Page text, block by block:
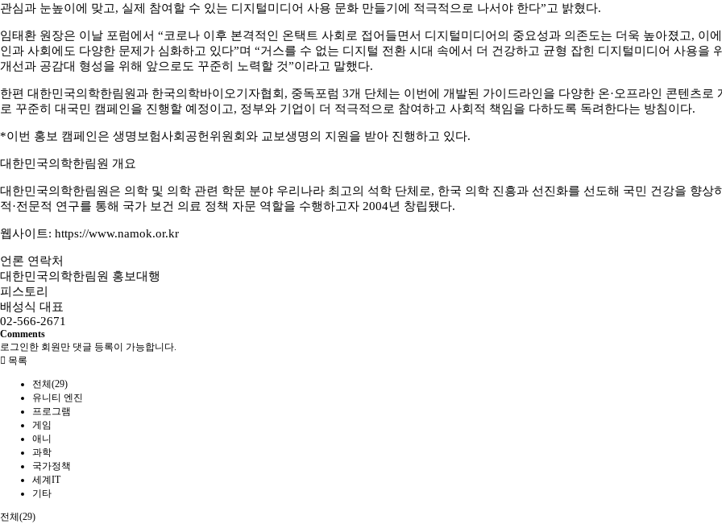
관심과 눈높이에 맞고, 실제 참여할 수 있는 디지털미디어 사용 문화 만들기에 적극적으로 나서야 한다”고 밝혔다.
임태환 원장은 이날 포럼에서 “코로나 이후 본격적인 온택트 사회로 접어들면서 디지털미디어의 중요성과 의존도는 더욱 높아졌고, 이
인과 사회에도 다양한 문제가 심화하고 있다”며 “거스를 수 없는 디지털 전환 시대 속에서 더 건강하고 균형 잡힌 디지털미디어 사용을
개선과 공감대 형성을 위해 앞으로도 꾸준히 노력할 것”이라고 말했다.
한편 대한민국의학한림원과 한국의학바이오기자협회, 중독포럼 3개 단체는 이번에 개발된 가이드라인을 다양한 온·오프라인 콘텐츠로
로 꾸준히 대국민 캠페인을 진행할 예정이고, 정부와 기업이 더 적극적으로 참여하고 사회적 책임을 다하도록 독려한다는 방침이다.
*이번 홍보 캠페인은 생명보험사회공헌위원회와 교보생명의 지원을 받아 진행하고 있다.
대한민국의학한림원 개요
대한민국의학한림원은 의학 및 의학 관련 학문 분야 우리나라 최고의 석학 단체로, 한국 의학 진흥과 선진화를 선도해 국민 건강을 향상
적·전문적 연구를 통해 국가 보건 의료 정책 자문 역할을 수행하고자 2004년 창립됐다.
웹사이트: https://www.namok.or.kr
언론 연락처
대한민국의학한림원 홍보대행
피스토리
배성식 대표
02-566-2671
Comments
로그인한 회원만 댓글 등록이 가능합니다.
목록
전체(29)
유니티 엔진
프로그램
게임
애니
과학
국가정책
세계IT
기타
전체(29)